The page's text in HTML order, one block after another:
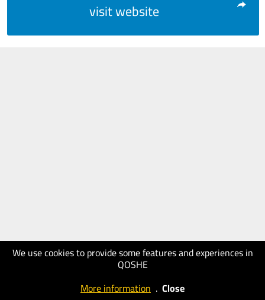
We use cookies to provide some features and experiences in
QOSHE
More information . Close
visit website